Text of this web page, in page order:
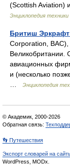
(Scottish Aviation)
Энциклопедия техники
Бритиш
Corporation,
Великобритании.
авиационных
и (несколько
Энциклопедия
© Академик, 2000-2026
Обратная связь:
👣 Путешествия
Экспорт словарей на
WordPress, MODx.